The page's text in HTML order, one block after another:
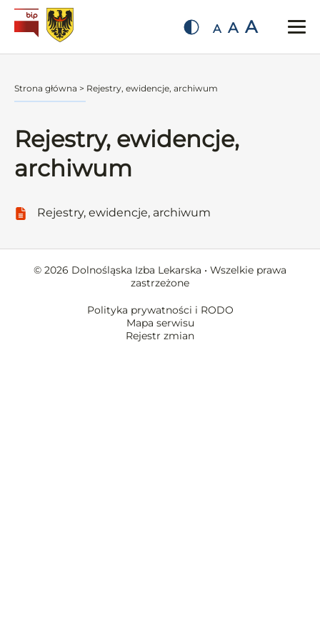
A A A
Strona główna > Rejestry, ewidencje, archiwum
Rejestry, ewidencje,
archiwum
Rejestry, ewidencje, archiwum
© 2026 Dolnośląska Izba Lekarska • Wszelkie prawa
zastrzeżone
Polityka prywatności i RODO
Mapa serwisu
Rejestr zmian